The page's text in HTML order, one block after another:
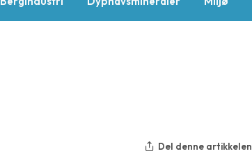
Del denne artikkelen